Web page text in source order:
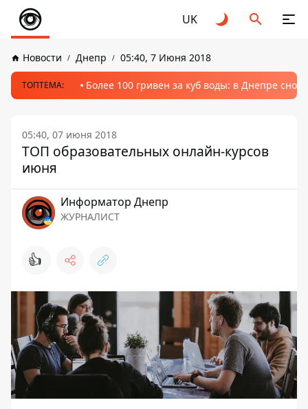
UK
Новости Днепр 05:40, 7 Июня 2018
ТОПТЕМА: Более 100 гривен за куб воды: в Днепре
05:40, 07 июня 2018
ТОП образовательных онлайн-курсов
июня
Информатор Днепр
ЖУРНАЛИСТ
👍